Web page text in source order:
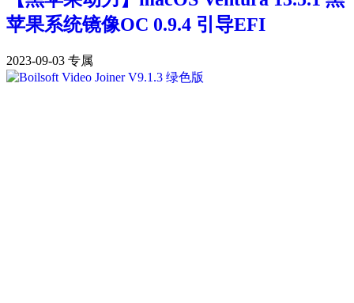
苹果系统镜像OC 0.9.4 引导EFI
2023-09-03 专属